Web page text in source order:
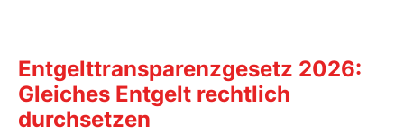
Entgelttransparenzgesetz 2026:
Gleiches Entgelt rechtlich
durchsetzen